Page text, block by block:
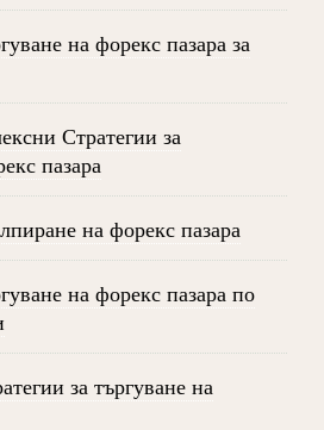
на форекс пазара за
Стратегии за
пазара
на форекс пазара
на форекс пазара по
за търгуване на